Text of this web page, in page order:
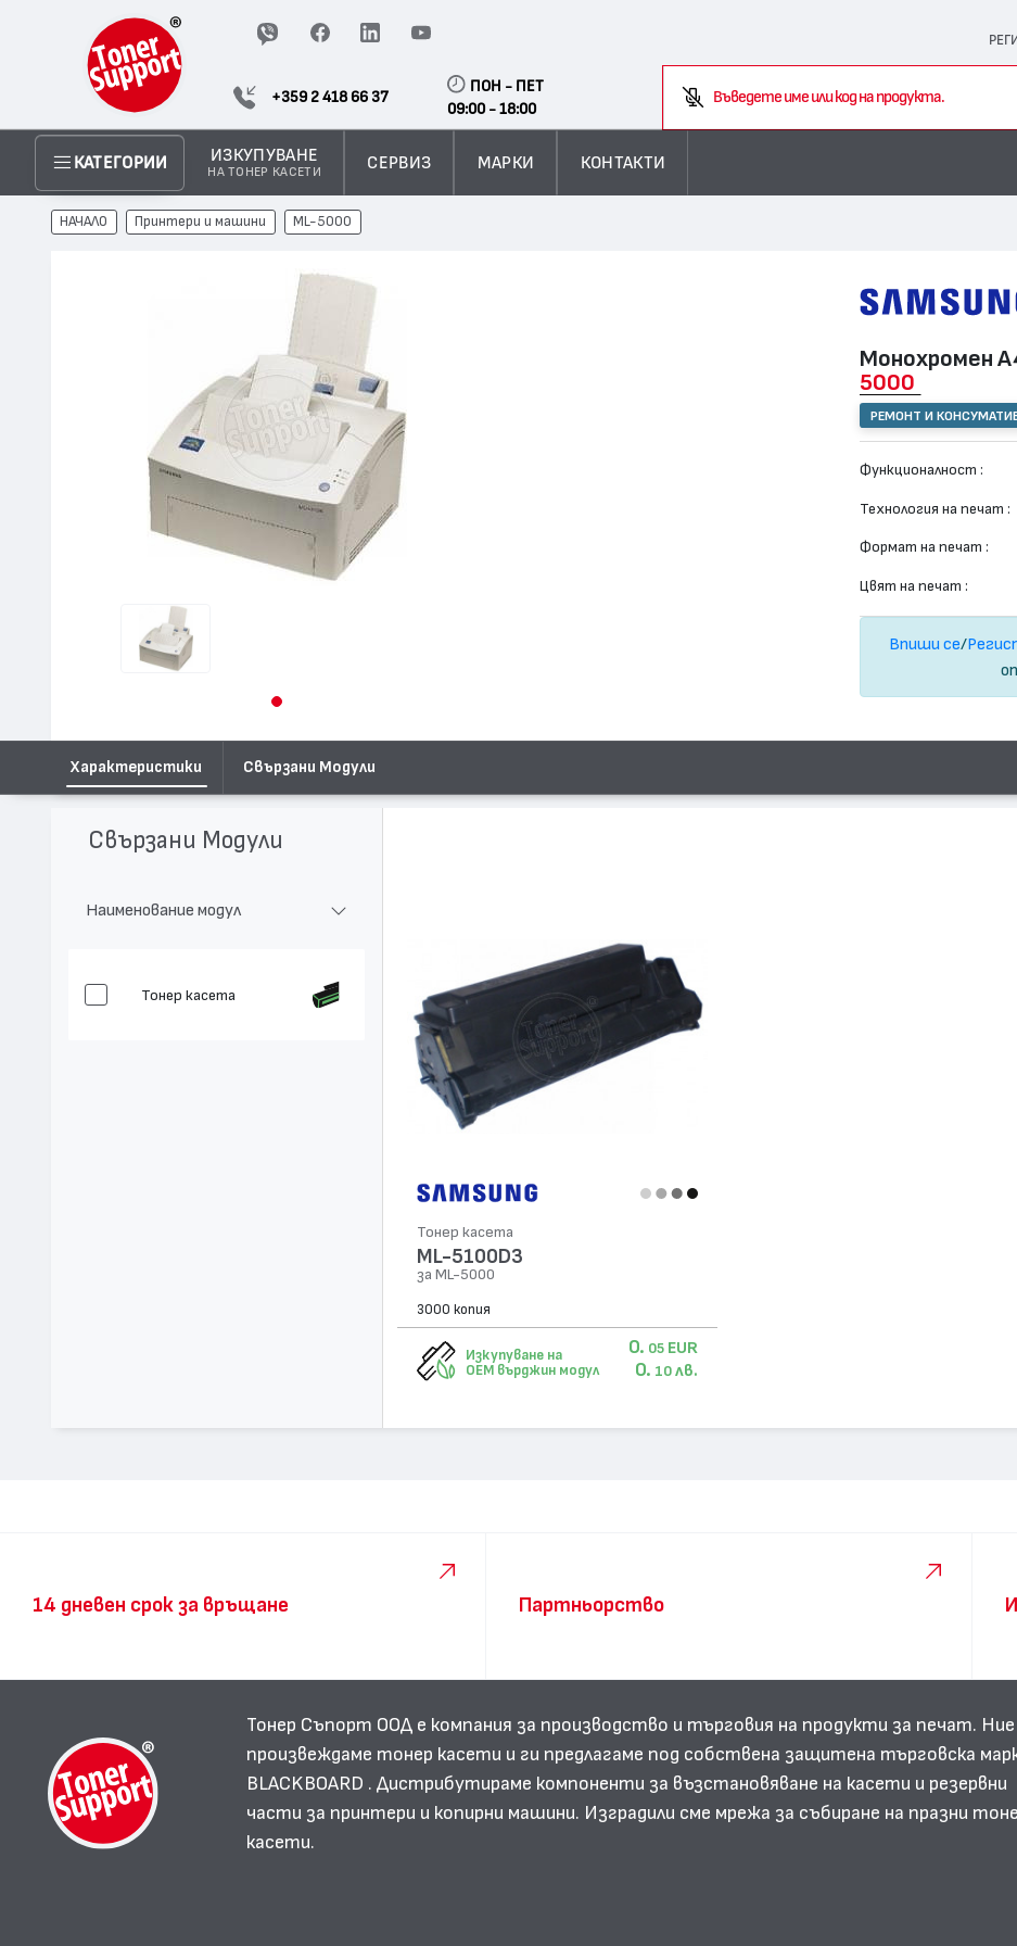
+359 2 418 66 37
ПОН - ПЕТ
09:00 - 18:00
Въведете име или код на продукта.
КАТЕГОРИИ ИЗКУПУВАНЕ
НА ТОНЕР КАСЕТИ
СЕРВИЗ МАРКИ КОНТАКТИ
НАЧАЛО Принтери и машини ML-5000
Монохромен
5000
РЕМОНТ И
Функционалност :
Технология на печат :
Формат на печат :
Цвят на печат :
Впиши се/
Характеристики Свързани Модули
Свързани Модули
Наименование модул
Тонер касета
Тонер касета
ML-5100D3
за ML-5000
3000 копия
Изкупуване на
OEM върджин модул
0. 05 EUR
0. 10 лв.
14 дневен срок за връщане Партньорство
Тонер Съпорт ООД е компания за производство и търговия на продукти за печат. Ние
произвеждаме тонер касети и ги предлагаме под собствена защитена търговска
BLACKBOARD . Дистрибутираме компоненти за възстановяване на касети и резервни
части за принтери и копирни машини. Изградили сме мрежа за събиране на празни
касети.